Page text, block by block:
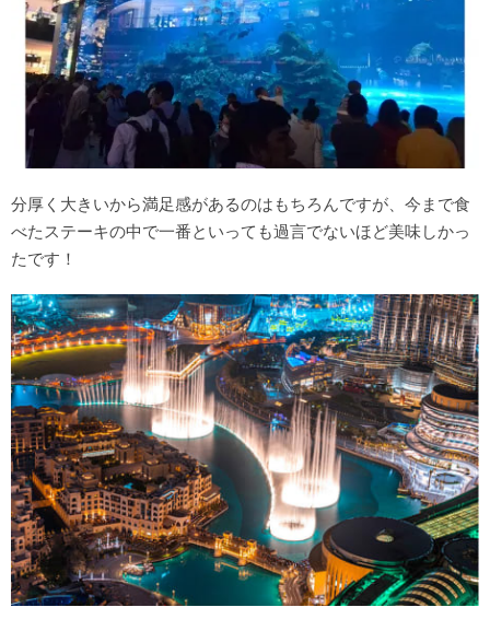
分厚く大きいから満足感があるのはもちろんですが、今まで食
べたステーキの中で一番といっても過言でないほど美味しかっ
たです！